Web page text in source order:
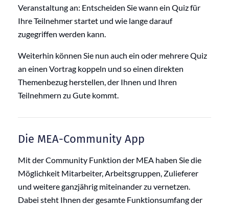
Veranstaltung an: Entscheiden Sie wann ein Quiz für
Ihre Teilnehmer startet und wie lange darauf
zugegriffen werden kann.
Weiterhin können Sie nun auch ein oder mehrere Quiz
an einen Vortrag koppeln und so einen direkten
Themenbezug herstellen, der Ihnen und Ihren
Teilnehmern zu Gute kommt.
Die MEA-Community App
Mit der Community Funktion der MEA haben Sie die
Möglichkeit Mitarbeiter, Arbeitsgruppen, Zulieferer
und weitere ganzjährig miteinander zu vernetzen.
Dabei steht Ihnen der gesamte Funktionsumfang der